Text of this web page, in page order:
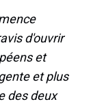
d'ouvrir
et
et plus
des deux